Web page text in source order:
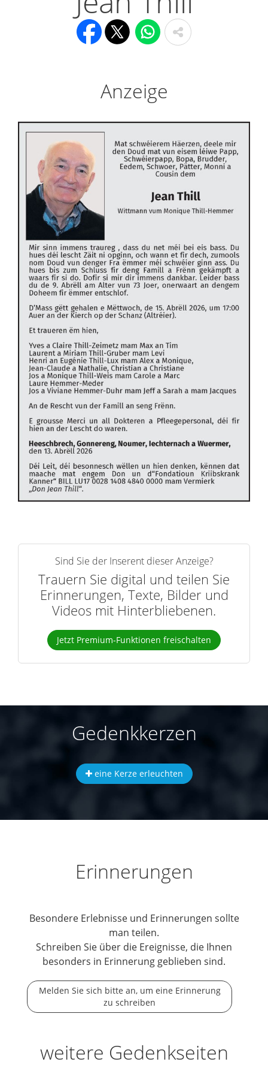
Anzeige
Sind Sie der Inserent dieser Anzeige?
Trauern Sie digital und teilen Sie
Erinnerungen, Texte, Bilder und
Videos mit Hinterbliebenen.
Jetzt Premium-Funktionen freischalten
Gedenkkerzen
eine Kerze erleuchten
Erinnerungen
Besondere Erlebnisse und Erinnerungen sollte
man teilen.
Schreiben Sie über die Ereignisse, die Ihnen
besonders in Erinnerung geblieben sind.
Melden Sie sich bitte an, um eine Erinnerung
zu schreiben
weitere Gedenkseiten